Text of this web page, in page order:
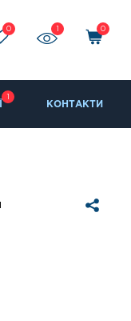
0 0
КОНТАКТИ